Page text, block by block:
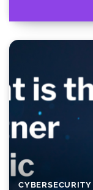
CYBERSECURITY